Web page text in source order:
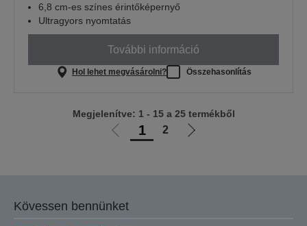
6,8 cm-es színes érintőképernyő
Ultragyors nyomtatás
További információ
Hol lehet megvásárolni? Összehasonlítás
Előző
1 2
Következő
Megjelenítve: 1 - 15 a 25 termékből
Kövessen bennünket